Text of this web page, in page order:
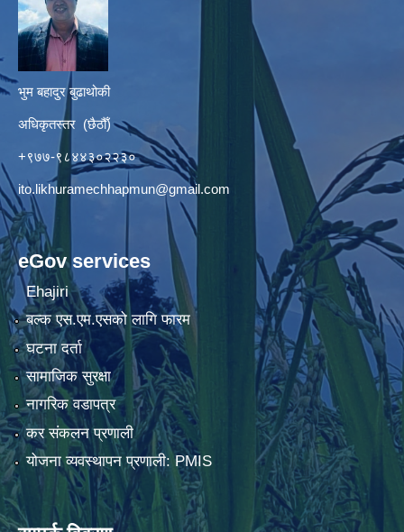
भुम बहादुर बुढाथोकी
अधिकृतस्तर (छैठौँ)
+९७७-९८४४३०२२३०
ito.likhuramechhapmun@gmail.com
eGov services
Ehajiri
बल्क एस.एम.एसको लागि फारम
घटना दर्ता
सामाजिक सुरक्षा
नागरिक वडापत्र
कर संकलन प्रणाली
योजना व्यवस्थापन प्रणाली: PMIS